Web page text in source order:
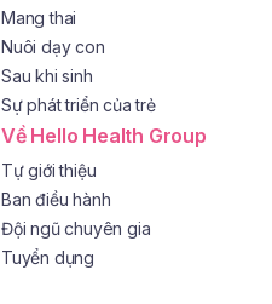
Mang thai
Nuôi dạy con
Sau khi sinh
Sự phát triển của trẻ
Về Hello Health Group
Tự giới thiệu
Ban điều hành
Đội ngũ chuyên gia
Tuyển dụng